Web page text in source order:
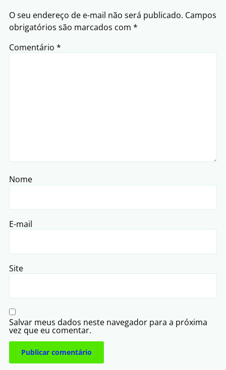
O seu endereço de e-mail não será publicado. Campos
obrigatórios são marcados com *
Comentário *
Nome
E-mail
Site
Salvar meus dados neste navegador para a próxima
vez que eu comentar.